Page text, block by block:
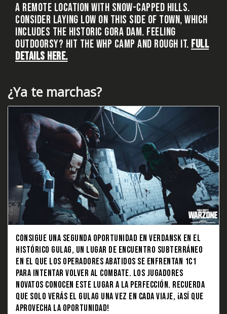
A REMOTE LOCATION WITH SNOW-CAPPED HILLS.
CONSIDER LAYING LOW ON THIS SIDE OF TOWN, WHICH
INCLUDES THE HISTORIC GORA DAM. FEELING
OUTDOORSY? HIT THE WHP CAMP AND ROUGH IT. FULL
DETAILS HERE.
¿Ya te marchas?
CONSIGUE UNA SEGUNDA OPORTUNIDAD EN VERDANSK EN EL
HISTÓRICO GULAG, UN LUGAR DE ENCUENTRO SUBTERRÁNEO
EN EL QUE LOS OPERADORES ABATIDOS SE ENFRENTAN 1C1
PARA INTENTAR VOLVER AL COMBATE. LOS JUGADORES
NOVATOS CONOCEN ESTE LUGAR A LA PERFECCIÓN. RECUERDA
QUE SOLO VERÁS EL GULAG UNA VEZ EN CADA VIAJE, ¡ASÍ QUE
APROVECHA LA OPORTUNIDAD!